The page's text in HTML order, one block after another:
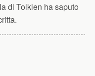
di Tolkien ha saputo